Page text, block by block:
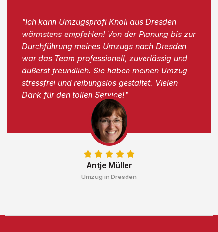
Antje Müller
Umzug in Dresden
"Ich kann Umzugsprofi Knoll aus Dresden
wärmstens empfehlen! Von der Planung bis zur
Durchführung meines Umzugs nach Dresden
war das Team professionell, zuverlässig und
äußerst freundlich. Sie haben meinen Umzug
stressfrei und reibungslos gestaltet. Vielen
Dank für den tollen Service!"